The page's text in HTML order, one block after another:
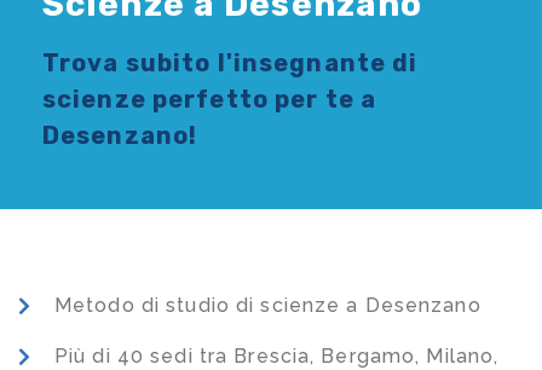
Trova subito l'insegnante di
scienze perfetto per te a
Desenzano!
Metodo di studio di scienze a Desenzano
Più di 40 sedi tra Brescia, Bergamo, Milano,